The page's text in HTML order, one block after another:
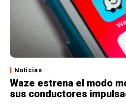
Noticias
Waze estrena el modo
sus conductores